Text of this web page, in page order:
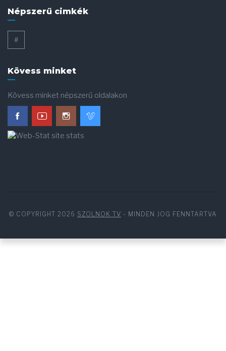
Népszerű cimkék
#
Kövess minket
Kövess minket népszerű oldalakon
© COPYRIGHT 2026 SZOLNOK TV - MINDEN JOG FENNTARTVA